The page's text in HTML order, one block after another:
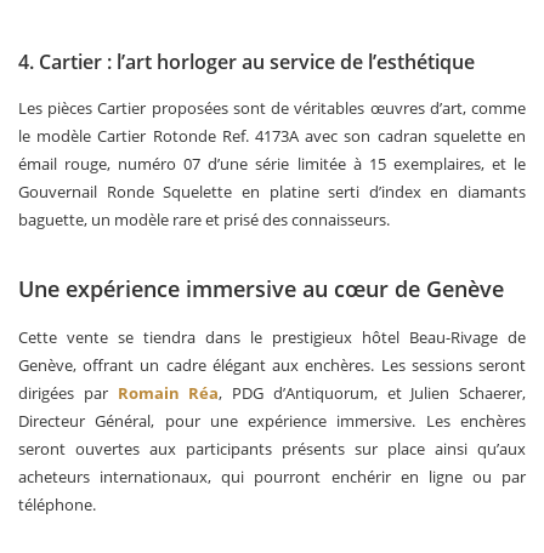
4. Cartier : l’art horloger au service de l’esthétique
Les pièces Cartier proposées sont de véritables œuvres d’art, comme
le modèle Cartier Rotonde Ref. 4173A avec son cadran squelette en
émail rouge, numéro 07 d’une série limitée à 15 exemplaires, et le
Gouvernail Ronde Squelette en platine serti d’index en diamants
baguette, un modèle rare et prisé des connaisseurs.
Une expérience immersive au cœur de Genève
Cette vente se tiendra dans le prestigieux hôtel Beau-Rivage de
Genève, offrant un cadre élégant aux enchères. Les sessions seront
dirigées par Romain Réa, PDG d’Antiquorum, et Julien Schaerer,
Directeur Général, pour une expérience immersive. Les enchères
seront ouvertes aux participants présents sur place ainsi qu’aux
acheteurs internationaux, qui pourront enchérir en ligne ou par
téléphone.